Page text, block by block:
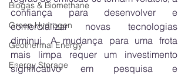
Biogas & Biomethane
Green Hydrogen
Geothermal Energy
Energy Storage
confiança para desenvolver e
comercializar novas tecnologias
diminui. A mudança para uma frota
mais limpa requer um investimento
significativo em pesquisa e